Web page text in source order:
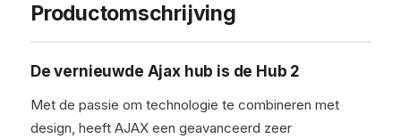
Productomschrijving
De vernieuwde Ajax hub is de Hub 2
Met de passie om technologie te combineren met
design, heeft AJAX een geavanceerd zeer